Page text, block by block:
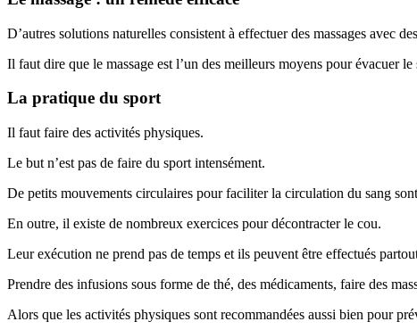
D’autres solutions naturelles consistent à effectuer des massages avec
Il faut dire que le massage est l’un des meilleurs moyens pour évacuer
La pratique du sport
Il faut faire des activités physiques.
Le but n’est pas de faire du sport intensément.
De petits mouvements circulaires pour faciliter la circulation du sang
En outre, il existe de nombreux exercices pour décontracter le cou.
Leur exécution ne prend pas de temps et ils peuvent être effectués
Prendre des infusions sous forme de thé, des médicaments, faire des
Alors que les activités physiques sont recommandées aussi bien pour